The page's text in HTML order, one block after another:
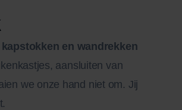
en wandrekken
aansluiten van
we onze hand niet om. Jij